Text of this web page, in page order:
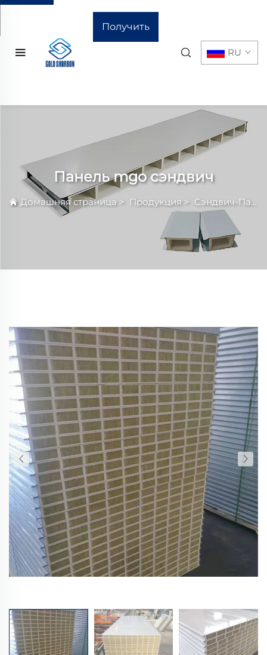
Получить
RU
Панель mgo сэндвич
Домашняя страница> Продукция> Сэндвич-Панель